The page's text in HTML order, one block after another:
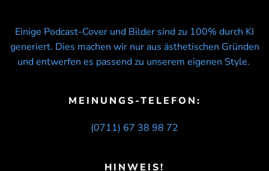
Einige Podcast-Cover und Bilder sind zu 100% durch KI
generiert. Dies machen wir nur aus ästhetischen Gründen
und entwerfen es passend zu unserem eigenen Style.
MEINUNGS-TELEFON:
(0711) 67 38 98 72
HINWEIS!